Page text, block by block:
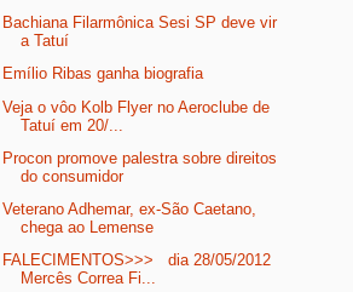
Bachiana Filarmônica Sesi SP deve vir
a Tatuí
Emílio Ribas ganha biografia
Veja o vôo Kolb Flyer no Aeroclube de
Tatuí em 20/...
Procon promove palestra sobre direitos
do consumidor
Veterano Adhemar, ex-São Caetano,
chega ao Lemense
FALECIMENTOS>>> dia 28/05/2012
Mercês Correa Fi...